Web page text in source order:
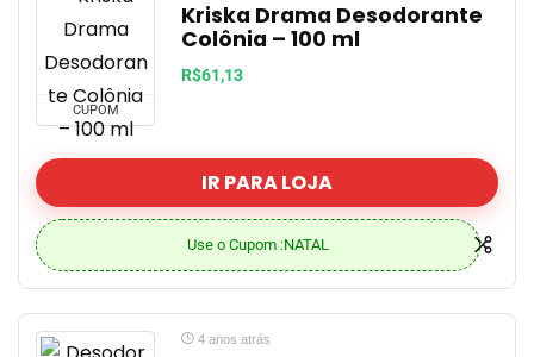
CUPOM
Kriska Drama Desodorante
Colônia – 100 ml
R$61,13
IR PARA LOJA
Use o Cupom :NATAL
4 anos atrás